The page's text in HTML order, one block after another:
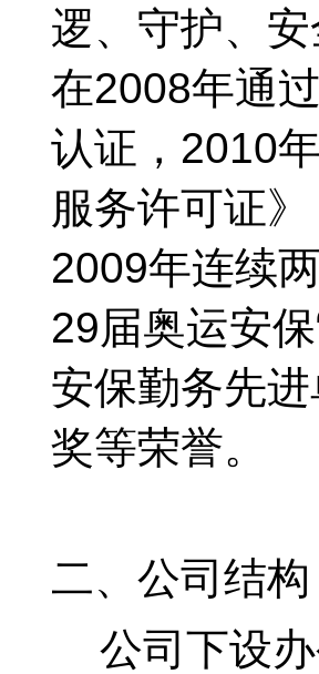
逻、守护、
在2008年通
认证，2010
服务许可证
2009年连续
29届奥运安
安保勤务先
奖等荣誉。
二、公司结构
公司下设办